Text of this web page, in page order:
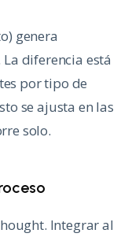
genera
diferencia está
por tipo de
se ajusta en las
solo.
Integrar al